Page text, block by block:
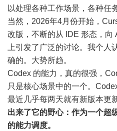
以处理各种工作场景，各种任
当然，2026年4月份开始，
改版，不断的从 IDE 形态，向
上引发了广泛的讨论。我个人
确的。大势所趋。
Codex 的能力，真的很强，
只是核心场景中的一个。
最近几乎每两天就有新版本更新
出来了它的野心：作为一个超
的能力调度。